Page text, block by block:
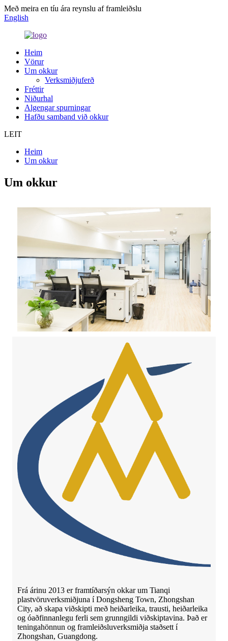
Með meira en tíu ára reynslu af framleiðslu
English
Heim
Vörur
Um okkur
Verksmiðjuferð
Fréttir
Niðurhal
Algengar spurningar
Hafðu samband við okkur
LEIT
Heim
Um okkur
Um okkur
Frá árinu 2013 er framtíðarsýn okkar um Tianqi
plastvöruverksmiðjuna í Dongsheng Town, Zhongshan
City, að skapa viðskipti með heiðarleika, trausti, heiðarleika
og óaðfinnanlegu ferli sem grunngildi viðskiptavina. Það er
teningahönnun og framleiðsluverksmiðja staðsett í
Zhongshan, Guangdong.